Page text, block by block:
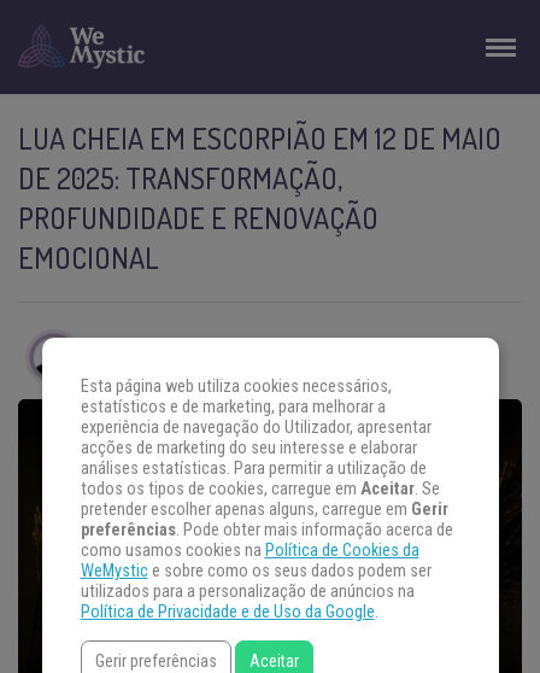
LUA CHEIA EM ESCORPIÃO EM 12 DE MAIO
DE 2025: TRANSFORMAÇÃO,
PROFUNDIDADE E RENOVAÇÃO
EMOCIONAL
Esta página web utiliza cookies necessários,
estatísticos e de marketing, para melhorar a
experiência de navegação do Utilizador, apresentar
acções de marketing do seu interesse e elaborar
análises estatísticas. Para permitir a utilização de
todos os tipos de cookies, carregue em Aceitar. Se
pretender escolher apenas alguns, carregue em Gerir
preferências. Pode obter mais informação acerca de
como usamos cookies na Política de Cookies da
WeMystice sobre como os seus dados podem ser
utilizados para a personalização de anúncios na
Política de Privacidade e de Uso da Google.
Gerir preferências Aceitar